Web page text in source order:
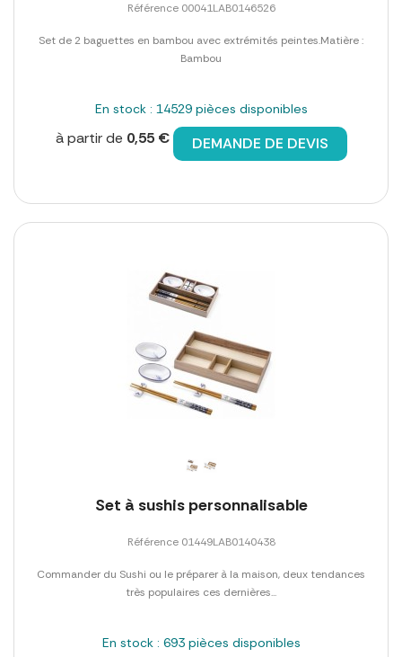
Référence 00041LAB0146526
Set de 2 baguettes en bambou avec extrémités peintes.Matière :
Bambou
En stock : 14529 pièces disponibles
à partir de 0,55 € DEMANDE DE DEVIS
Set à sushis personnalisable
Référence 01449LAB0140438
Commander du Sushi ou le préparer à la maison, deux tendances
très populaires ces dernières...
En stock : 693 pièces disponibles